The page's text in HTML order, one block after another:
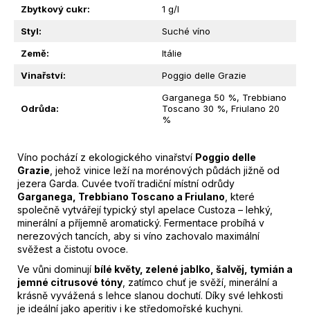
Zbytkový cukr:
1 g/l
Styl:
Suché víno
Země:
Itálie
Vinařství: Poggio delle Grazie
Odrůda:
Garganega 50 %, Trebbiano
Toscano 30 %, Friulano 20
%
Víno pochází z ekologického vinařství Poggio delle
Grazie , jehož vinice leží na morénových půdách jižně od
jezera Garda. Cuvée tvoří tradiční místní odrůdy
Garganega, Trebbiano Toscano a Friulano , které
společně vytvářejí typický styl apelace Custoza – lehký,
minerální a příjemně aromatický. Fermentace probíhá v
nerezových tancích, aby si víno zachovalo maximální
svěžest a čistotu ovoce.
Ve vůni dominují bílé květy, zelené jablko, šalvěj, tymián a
jemné citrusové tóny , zatímco chuť je svěží, minerální a
krásně vyvážená s lehce slanou dochutí. Díky své lehkosti
je ideální jako aperitiv i ke středomořské kuchyni.
JABLEČNÝ
DISPENSA
105
Kč
Původně:
209
Kč